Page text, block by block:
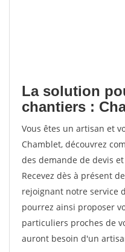
La solution
chantiers :
Vous êtes un artisan et
Chamblet, découvrez
des demande de devis
Recevez dès à présent
rejoignant notre service
pourrez ainsi proposer
particuliers proches de
auront besoin d'un